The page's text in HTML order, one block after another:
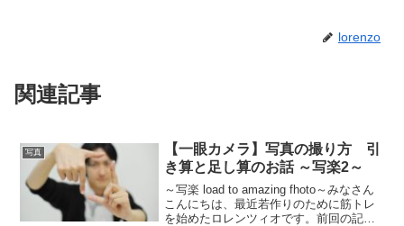
lorenzo
関連記事
写真
【一眼カメラ】写真の撮り方 引
き算と足し算のお話 ～写楽2～
～写楽 load to amazing fhoto～みなさん
こんにちは、最近若作りのために筋トレ
を始めたロレンツィオです。前回の記事